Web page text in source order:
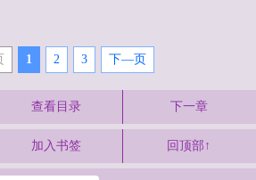
1 2 3 下—页
查看目录 下一章
加入书签 回顶部↑